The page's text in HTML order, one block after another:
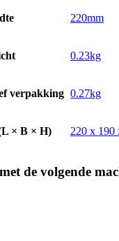
220mm
0.23kg
verpakking 0.27kg
× B × H) 220 x 190
de volgende